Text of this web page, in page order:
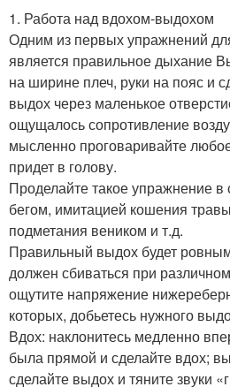
1. Работа над вдохом-выдохом
Одним из первых упражнений
является правильное дыхание
на ширине плеч, руки на пояс и
выдох через маленькое
ощущалось сопротивление
мысленно проговаривайте
придет в голову.
Проделайте такое упражнение в
бегом, имитацией кошения
подметания веником и т.д.
Правильный выдох будет
должен сбиваться при
ощутите напряжение
которых, добьетесь нужного
Вдох: наклонитесь медленно
была прямой и сделайте вдох;
сделайте выдох и тяните звуки